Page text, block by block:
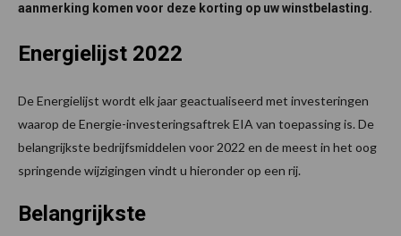
aanmerking komen voor deze korting op uw winstbelasting.
Energielijst 2022
De Energielijst wordt elk jaar geactualiseerd met investeringen
waarop de Energie-investeringsaftrek EIA van toepassing is. De
belangrijkste bedrijfsmiddelen voor 2022 en de meest in het oog
springende wijzigingen vindt u hieronder op een rij.
Belangrijkste